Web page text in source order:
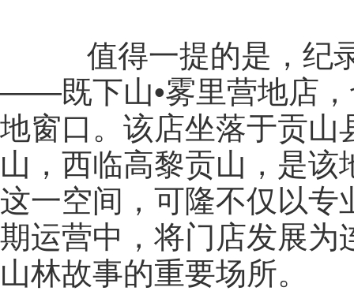
值得一提的是，纪录
——既下山•雾里营地店，
地窗口。该店坐落于贡山
山，西临高黎贡山，是
这一空间，可隆不仅以专
期运营中，将门店发展为
山林故事的重要场所。